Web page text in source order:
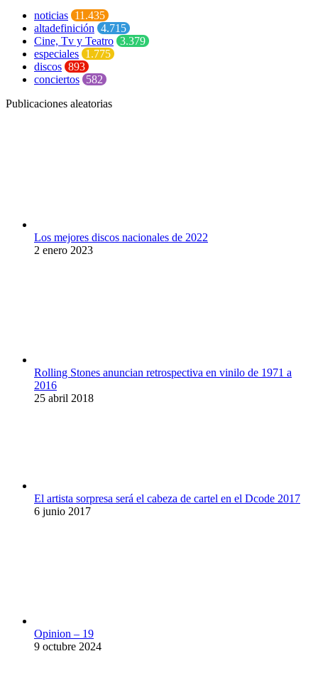
noticias 11.435
altadefinición 4.715
Cine, Tv y Teatro 3.379
especiales 1.775
discos 893
conciertos 582
Publicaciones aleatorias
Los mejores discos nacionales de 2022
2 enero 2023
Rolling Stones anuncian retrospectiva en vinilo de 1971 a
2016
25 abril 2018
El artista sorpresa será el cabeza de cartel en el Dcode 2017
6 junio 2017
Opinion – 19
9 octubre 2024